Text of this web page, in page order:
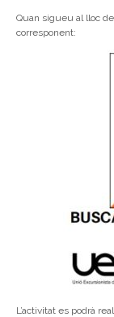
Quan sigueu al lloc
corresponent:
L’activitat es podrà